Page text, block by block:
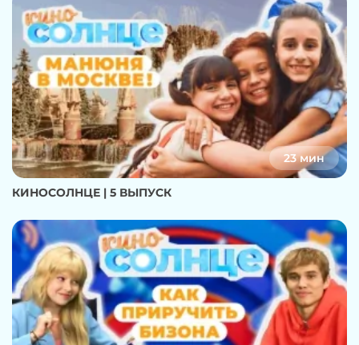
23 мин
КИНОСОЛНЦЕ | 5 ВЫПУСК